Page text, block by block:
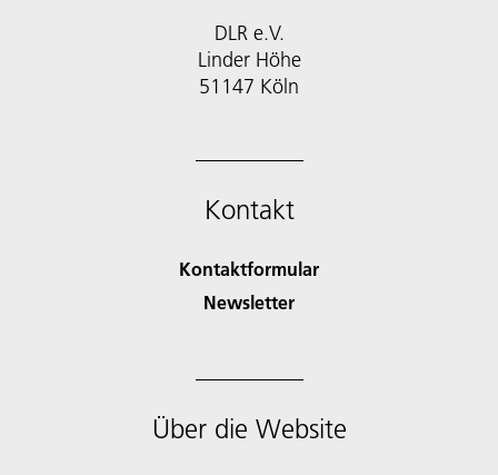
DLR e.V.
Linder Höhe
51147 Köln
Kontakt
Kontaktformular
Newsletter
Über die Website